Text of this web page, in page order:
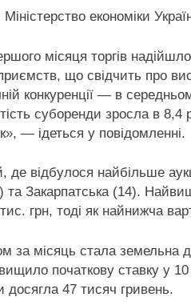
економіки
місяця торгів
що свідчить про
конкуренції — в
суборенди зросла в 8,4
— ідеться у повідомленні.
де відбулося найбільше
та Закарпатська (14).
грн, тоді як найнижча
за місяць стала земельна
початкову ставку у
досягла 47 тисяч гривень.